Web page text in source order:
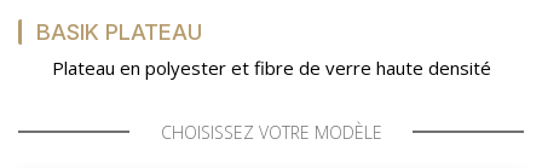
BASIK PLATEAU
Plateau en polyester et fibre de verre haute densité
CHOISISSEZ VOTRE MODÈLE